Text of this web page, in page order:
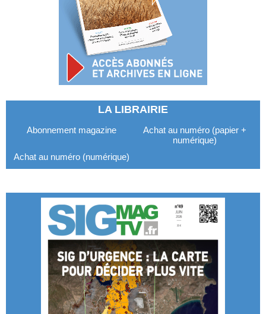
LA LIBRAIRIE
Abonnement magazine
Achat au numéro (papier +
numérique)
Achat au numéro (numérique)